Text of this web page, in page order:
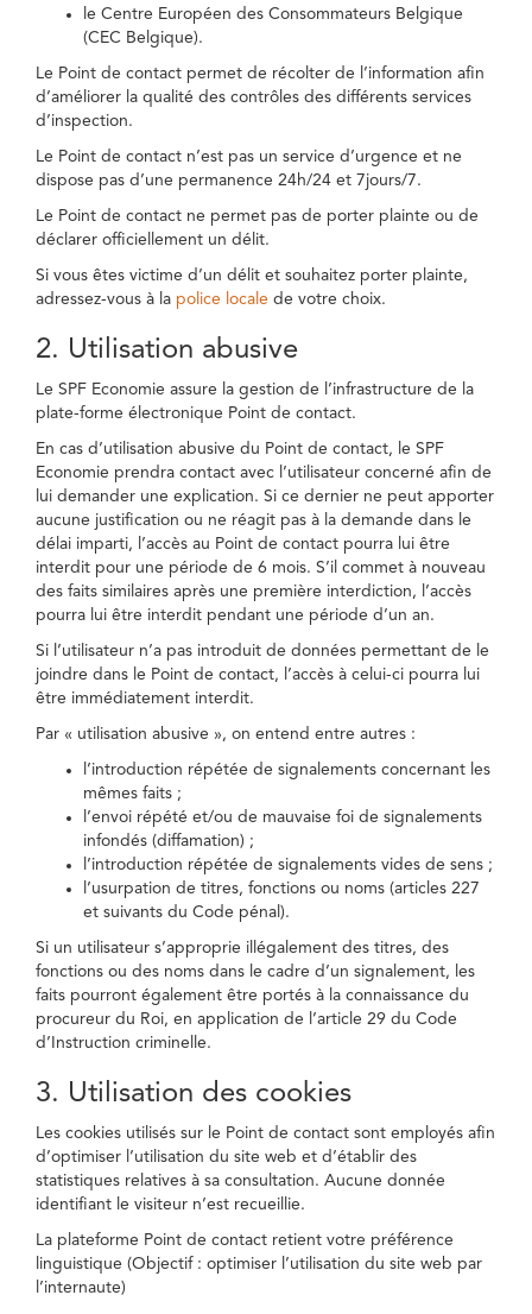
le Centre Européen des Consommateurs Belgique
(CEC Belgique).
Le Point de contact permet de récolter de l’information afin
d’améliorer la qualité des contrôles des différents services
d’inspection.
Le Point de contact n’est pas un service d’urgence et ne
dispose pas d’une permanence 24h/24 et 7jours/7.
Le Point de contact ne permet pas de porter plainte ou de
déclarer officiellement un délit.
Si vous êtes victime d’un délit et souhaitez porter plainte,
adressez-vous à la police locale de votre choix.
2. Utilisation abusive
Le SPF Economie assure la gestion de l’infrastructure de la
plate-forme électronique Point de contact.
En cas d’utilisation abusive du Point de contact, le SPF
Economie prendra contact avec l’utilisateur concerné afin de
lui demander une explication. Si ce dernier ne peut apporter
aucune justification ou ne réagit pas à la demande dans le
délai imparti, l’accès au Point de contact pourra lui être
interdit pour une période de 6 mois. S’il commet à nouveau
des faits similaires après une première interdiction, l’accès
pourra lui être interdit pendant une période d’un an.
Si l’utilisateur n’a pas introduit de données permettant de le
joindre dans le Point de contact, l’accès à celui-ci pourra lui
être immédiatement interdit.
Par « utilisation abusive », on entend entre autres :
l’introduction répétée de signalements concernant les
mêmes faits ;
l’envoi répété et/ou de mauvaise foi de signalements
infondés (diffamation) ;
l’introduction répétée de signalements vides de sens ;
l’usurpation de titres, fonctions ou noms (articles 227
et suivants du Code pénal).
Si un utilisateur s’approprie illégalement des titres, des
fonctions ou des noms dans le cadre d’un signalement, les
faits pourront également être portés à la connaissance du
procureur du Roi, en application de l’article 29 du Code
d’Instruction criminelle.
3. Utilisation des cookies
Les cookies utilisés sur le Point de contact sont employés afin
d’optimiser l’utilisation du site web et d’établir des
statistiques relatives à sa consultation. Aucune donnée
identifiant le visiteur n’est recueillie.
La plateforme Point de contact retient votre préférence
linguistique (Objectif : optimiser l’utilisation du site web par
l’internaute)